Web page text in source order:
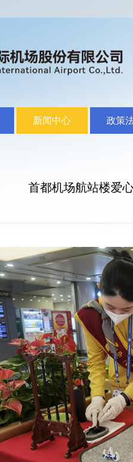
新闻中心 政策
首都机场航站楼爱